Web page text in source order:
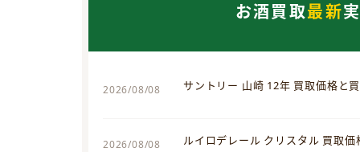
お酒買取最新
2026/08/08 サントリー 山崎 12年 買取価格と
2026/08/08 ルイロデレール クリスタル 買取